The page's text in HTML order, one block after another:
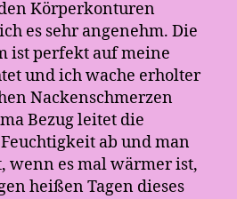
Körperkonturen
es sehr angenehm. Die
ist perfekt auf meine
und ich wache erholter
Nackenschmerzen
Bezug leitet die
ab und man
wenn es mal wärmer ist,
heißen Tagen dieses